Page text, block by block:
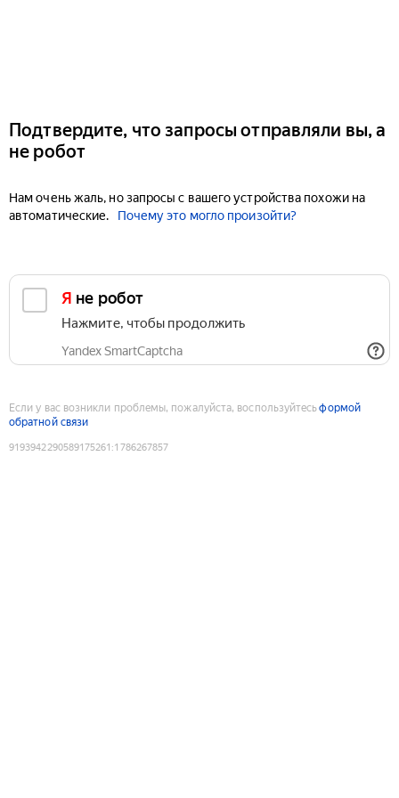
Подтвердите, что запросы отправляли вы, а
не робот
Нам очень жаль, но запросы с вашего устройства похожи на
автоматические.
Почему это могло произойти?
Я не робот
Нажмите, чтобы продолжить
Yandex SmartCaptcha
Если у вас возникли проблемы, пожалуйста, воспользуйтесьформой
обратной связи
9193942290589175261 :1786267857